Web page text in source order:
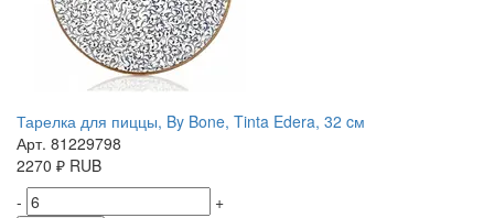
Тарелка для пиццы, By Bone, Tinta Edera, 32 cм
Арт. 81229798
2270 ₽ RUB
-
+